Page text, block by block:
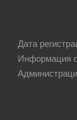
Дата
Информация о